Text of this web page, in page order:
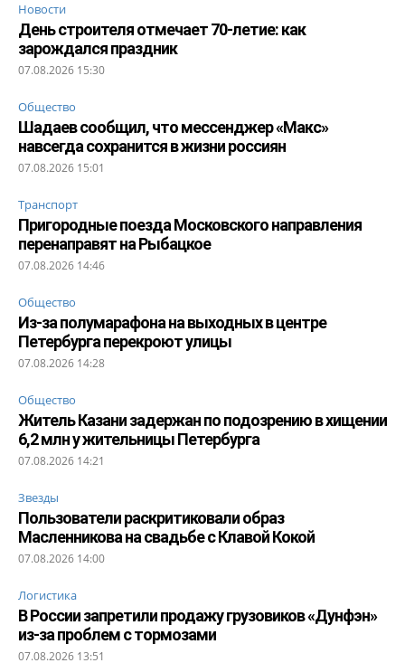
Новости
День строителя отмечает 70-летие: как
зарождался праздник
07.08.2026 15:30
Общество
Шадаев сообщил, что мессенджер «Макс»
навсегда сохранится в жизни россиян
07.08.2026 15:01
Транспорт
Пригородные поезда Московского направления
перенаправят на Рыбацкое
07.08.2026 14:46
Общество
Из-за полумарафона на выходных в центре
Петербурга перекроют улицы
07.08.2026 14:28
Общество
Житель Казани задержан по подозрению в хищении
6,2 млн у жительницы Петербурга
07.08.2026 14:21
Звезды
Пользователи раскритиковали образ
Масленникова на свадьбе с Клавой Кокой
07.08.2026 14:00
Логистика
В России запретили продажу грузовиков «Дунфэн»
из-за проблем с тормозами
07.08.2026 13:51